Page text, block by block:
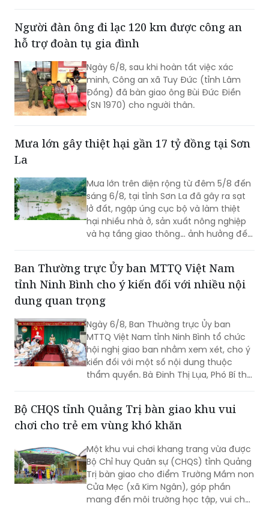
khu vực biên giới.
Người đàn ông đi lạc 120 km được công an
hỗ trợ đoàn tụ gia đình
Ngày 6/8, sau khi hoàn tất việc xác
minh, Công an xã Tuy Đức (tỉnh Lâm
Đồng) đã bàn giao ông Bùi Đức Điền
(SN 1970) cho người thân.
Mưa lớn gây thiệt hại gần 17 tỷ đồng tại Sơn
La
Mưa lớn trên diện rộng từ đêm 5/8 đến
sáng 6/8, tại tỉnh Sơn La đã gây ra sạt
lở đất, ngập úng cục bộ và làm thiệt
hại nhiều nhà ở, sản xuất nông nghiệp
và hạ tầng giao thông… ảnh hưởng đến
Ban Thường trực Ủy ban MTTQ Việt Nam
tỉnh Ninh Bình cho ý kiến đối với nhiều nội
dung quan trọng
Ngày 6/8, Ban Thường trực Ủy ban
MTTQ Việt Nam tỉnh Ninh Bình tổ chức
hội nghị giao ban nhằm xem xét, cho ý
kiến đối với một số nội dung thuộc
thẩm quyền. Bà Đinh Thị Lụa, Phó Bí thư
dự có các thành viên Ban Thường trực
Ủy ban MTTQ Việt Nam tỉnh.
Bộ CHQS tỉnh Quảng Trị bàn giao khu vui
chơi cho trẻ em vùng khó khăn
Một khu vui chơi khang trang vừa được
Bộ Chỉ huy Quân sự (CHQS) tỉnh Quảng
Trị bàn giao cho điểm Trường Mầm non
Cửa Mẹc (xã Kim Ngân), góp phần
mang đến môi trường học tập, vui chơi